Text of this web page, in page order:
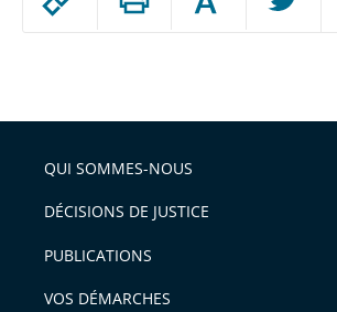
arriver
après
Augmenter
ou
l'article
pour
avant
QUI SOMMES-NOUS
DÉCISIONS DE JUSTICE
PUBLICATIONS
VOS DÉMARCHES